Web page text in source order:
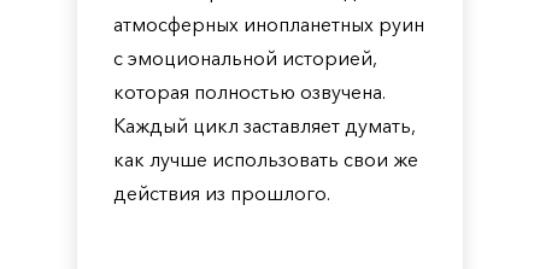
атмосферных инопланетных руин
с эмоциональной историей,
которая полностью озвучена.
Каждый цикл заставляет думать,
как лучше использовать свои же
действия из прошлого.